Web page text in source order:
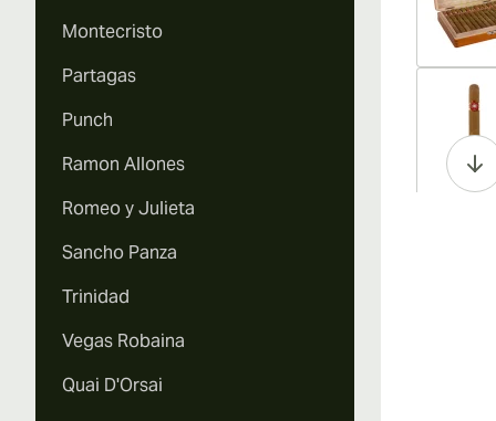
Montecristo
Partagas
Punch
Ramon Allones
Romeo y Julieta
Sancho Panza
Trinidad
Vegas Robaina
Quai D'Orsai